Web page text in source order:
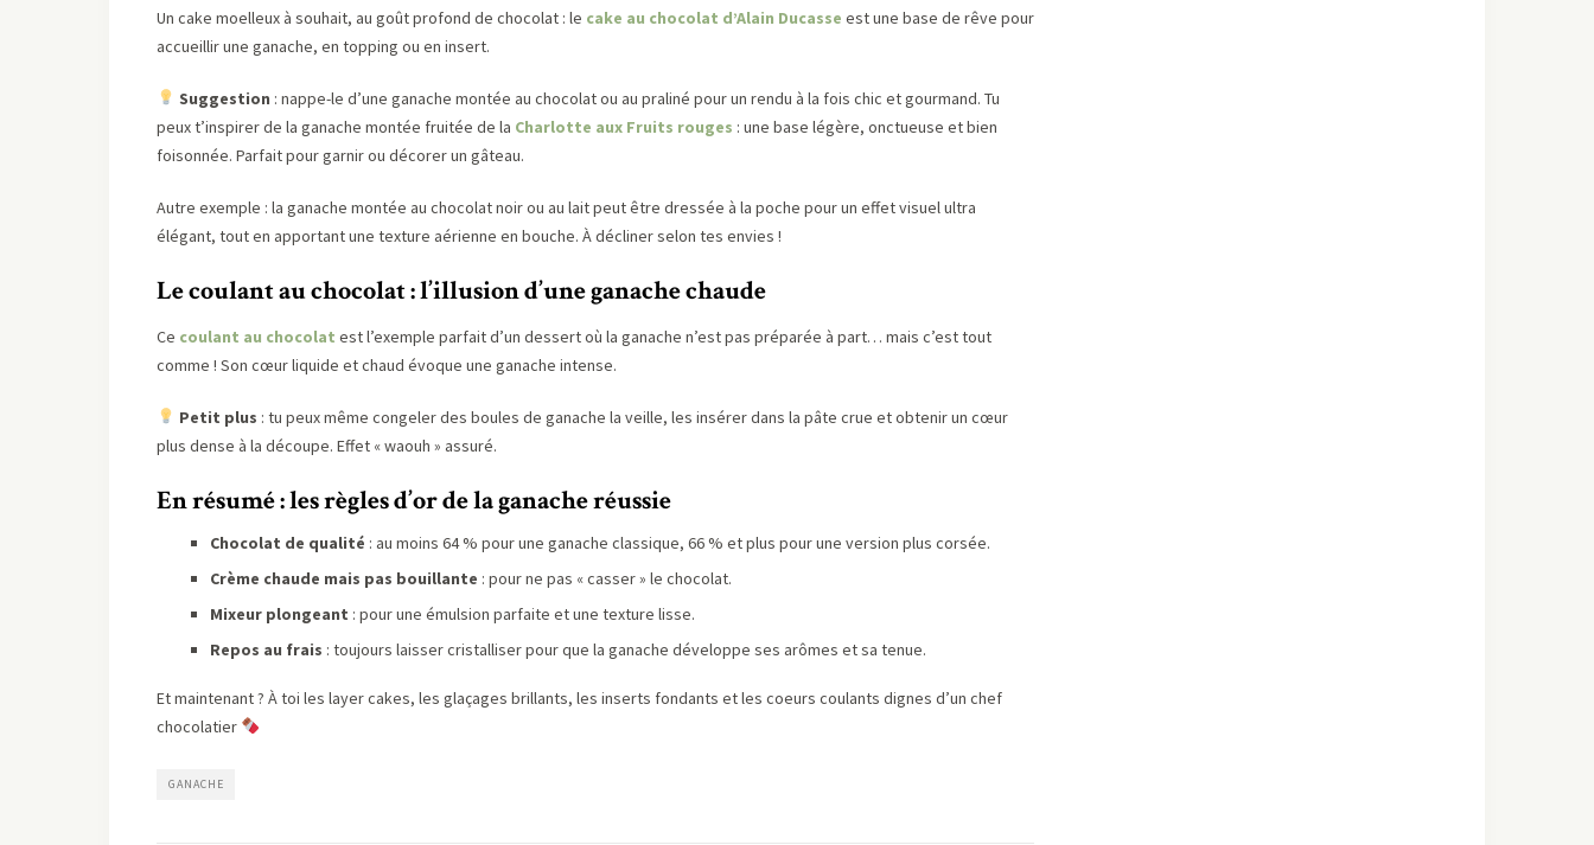
Un cake moelleux à souhait, au goût profond de chocolat : le cake au chocolat d’Alain Ducasse est une base de rêve pour
accueillir une ganache, en topping ou en insert.
Suggestion : nappe-le d’une ganache montée au chocolat ou au praliné pour un rendu à la fois chic et gourmand. Tu
peux t’inspirer de la ganache montée fruitée de la Charlotte aux Fruits rouges : une base légère, onctueuse et bien
foisonnée. Parfait pour garnir ou décorer un gâteau.
Autre exemple : la ganache montée au chocolat noir ou au lait peut être dressée à la poche pour un effet visuel ultra
élégant, tout en apportant une texture aérienne en bouche. À décliner selon tes envies !
Le coulant au chocolat : l’illusion d’une ganache chaude
Ce coulant au chocolat est l’exemple parfait d’un dessert où la ganache n’est pas préparée à part… mais c’est tout
comme ! Son cœur liquide et chaud évoque une ganache intense.
Petit plus : tu peux même congeler des boules de ganache la veille, les insérer dans la pâte crue et obtenir un cœur
plus dense à la découpe. Effet « waouh » assuré.
En résumé : les règles d’or de la ganache réussie
Chocolat de qualité : au moins 64 % pour une ganache classique, 66 % et plus pour une version plus corsée.
Crème chaude mais pas bouillante : pour ne pas « casser » le chocolat.
Mixeur plongeant : pour une émulsion parfaite et une texture lisse.
Repos au frais : toujours laisser cristalliser pour que la ganache développe ses arômes et sa tenue.
Et maintenant ? À toi les layer cakes, les glaçages brillants, les inserts fondants et les coeurs coulants dignes d’un chef
chocolatier
GANACHE